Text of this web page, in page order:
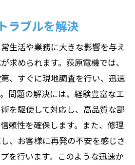
ラブルを解決
生活や業務に大きな影響を与え
求められます。荻原電機では、
、すぐに現地調査を行い、迅速
問題の解決には、経験豊富なエ
を駆使して対応し、高品質な部
頼性を確保します。また、修理
、お客様に再発の不安を感じさ
を行います。このような迅速か